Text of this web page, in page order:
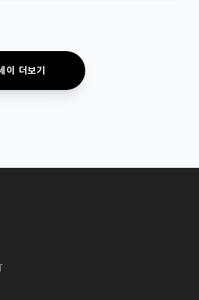
이 더보기